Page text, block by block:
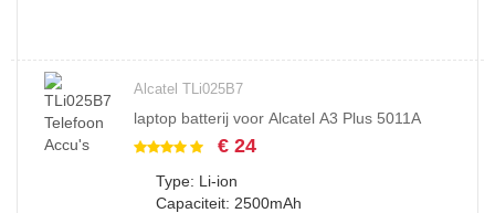
Alcatel TLi025B7
laptop batterij voor Alcatel A3 Plus 5011A
€ 24
Type: Li-ion
Capaciteit: 2500mAh